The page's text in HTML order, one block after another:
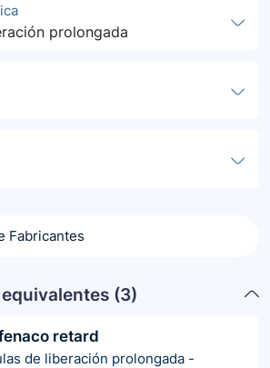
prolongada
Fabricantes
(3)
retard
de liberación prolongada -